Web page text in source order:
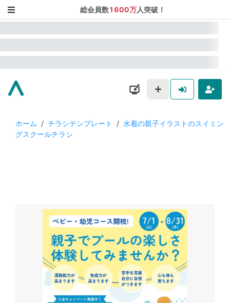
総会員数1600万人突破！
ホーム / チラシテンプレート / 水着の親子イラストのスイミン
グスクールチラシ